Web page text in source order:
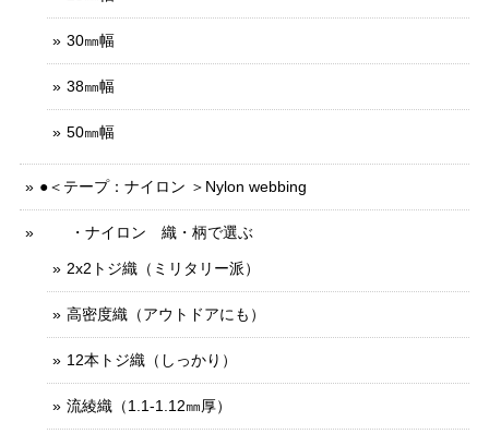
30㎜幅
38㎜幅
50㎜幅
●＜テープ：ナイロン ＞Nylon webbing
・ナイロン 織・柄で選ぶ
2x2トジ織（ミリタリー派）
高密度織（アウトドアにも）
12本トジ織（しっかり）
流綾織（1.1-1.12㎜厚）